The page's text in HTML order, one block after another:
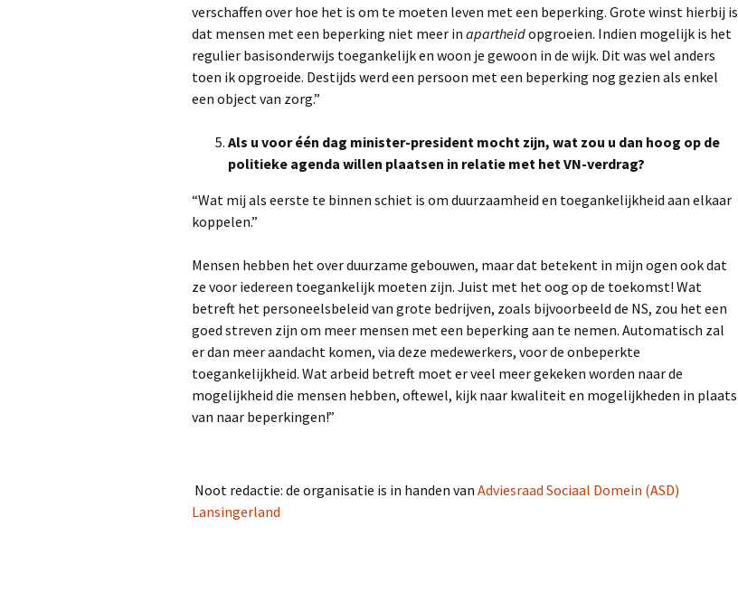
verschaffen over hoe het is om te moeten leven met een beperking. Grote winst hierbij is
dat mensen met een beperking niet meer in apartheidopgroeien. Indien mogelijk is het
regulier basisonderwijs toegankelijk en woon je gewoon in de wijk. Dit was wel anders
toen ik opgroeide. Destijds werd een persoon met een beperking nog gezien als enkel
een object van zorg.”
Als u voor één dag minister-president mocht zijn, wat zou u dan hoog op de
politieke agenda willen plaatsen in relatie met het VN-verdrag?
“Wat mij als eerste te binnen schiet is om duurzaamheid en toegankelijkheid aan elkaar
koppelen.”
Mensen hebben het over duurzame gebouwen, maar dat betekent in mijn ogen ook dat
ze voor iedereen toegankelijk moeten zijn. Juist met het oog op de toekomst! Wat
betreft het personeelsbeleid van grote bedrijven, zoals bijvoorbeeld de NS, zou het een
goed streven zijn om meer mensen met een beperking aan te nemen. Automatisch zal
er dan meer aandacht komen, via deze medewerkers, voor de onbeperkte
toegankelijkheid. Wat arbeid betreft moet er veel meer gekeken worden naar de
mogelijkheid die mensen hebben, oftewel, kijk naar kwaliteit en mogelijkheden in plaats
van naar beperkingen!”
Noot redactie: de organisatie is in handen van Adviesraad Sociaal Domein (ASD)
Lansingerland